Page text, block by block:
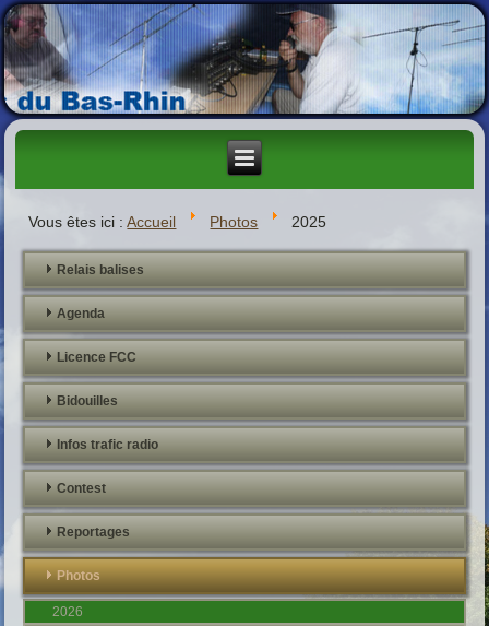
Vous êtes ici :Accueil Photos 2025
Relais balises
Agenda
Licence FCC
Bidouilles
Infos trafic radio
Contest
Reportages
Photos
2026